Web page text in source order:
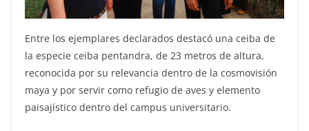
Entre los ejemplares declarados destacó una ceiba de
la especie ceiba pentandra, de 23 metros de altura,
reconocida por su relevancia dentro de la cosmovisión
maya y por servir como refugio de aves y elemento
paisajístico dentro del campus universitario.